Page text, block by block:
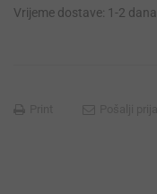
Vrijeme dostave: 1-2 dana